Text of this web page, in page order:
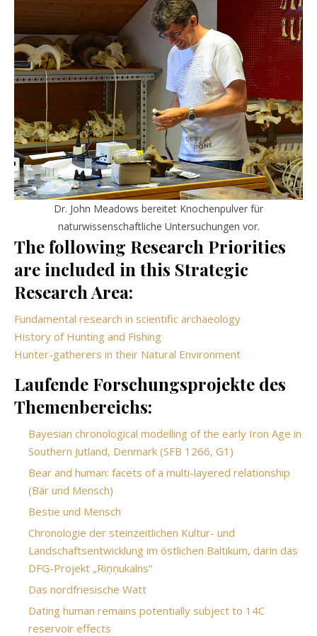
Dr. John Meadows bereitet Knochenpulver für
naturwissenschaftliche Untersuchungen vor.
The following Research Priorities
are included in this Strategic
Research Area:
Fundamental research in scientific archaeology
History of Hunting and Fishing
Hunter-gatherers in their Natural Environment
Laufende Forschungsprojekte des
Themenbereichs:
Bayesian chronological modelling of the early Iron Age in
Southern Jutland, Denmark (SFB 1266, G1)
Bear and human: facets of a multi-layered relationship
(Bär und Mensch)
Bestie und Mensch
Chronologie der steinzeitlichen Kultur- und
Landschaftsentwicklung im östlichen Baltikum, darin das
DFG-Projekt „Riņņukalns“
Das nordfriesische Watt
Dating human remains potentially subject to 14C
reservoir effects